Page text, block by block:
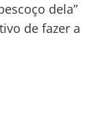
dela”
de fazer a